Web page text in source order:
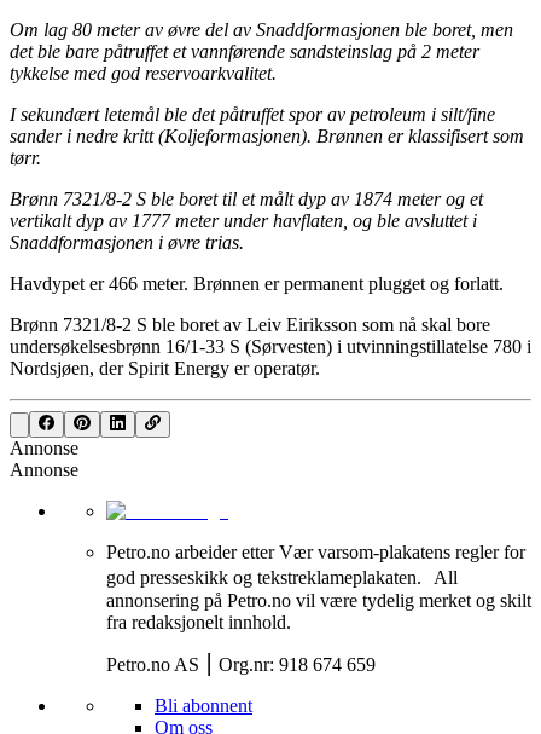
Om lag 80 meter av øvre del av Snaddformasjonen ble boret, men
det ble bare påtruffet et vannførende sandsteinslag på 2 meter
tykkelse med god reservoarkvalitet.
I sekundært letemål ble det påtruffet spor av petroleum i silt/fine
sander i nedre kritt (Koljeformasjonen). Brønnen er klassifisert som
tørr.
Brønn 7321/8-2 S ble boret til et målt dyp av 1874 meter og et
vertikalt dyp av 1777 meter under havflaten, og ble avsluttet i
Snaddformasjonen i øvre trias.
Havdypet er 466 meter. Brønnen er permanent plugget og forlatt.
Brønn 7321/8-2 S ble boret av Leiv Eiriksson som nå skal bore
undersøkelsesbrønn 16/1-33 S (Sørvesten) i utvinningstillatelse 780 i
Nordsjøen, der Spirit Energy er operatør.
Annonse
Annonse
Petro.no arbeider etter Vær varsom-plakatens regler for
god presseskikk og tekstreklameplakaten. All
annonsering på Petro.no vil være tydelig merket og skilt
fra redaksjonelt innhold.
Petro.no AS ⎮ Org.nr: 918 674 659
Bli abonnent
Om oss